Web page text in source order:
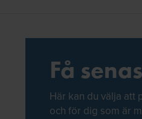
Få
Här kan du välja att
och för dig som är